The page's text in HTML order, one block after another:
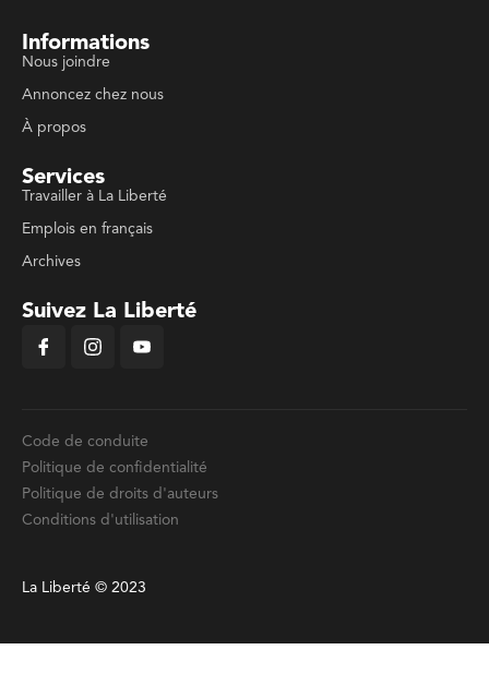
Informations
Nous joindre
Annoncez chez nous
À propos
Services
Travailler à La Liberté
Emplois en français
Archives
Suivez La Liberté
Code de conduite
Politique de confidentialité
Politique de droits d'auteurs
Conditions d'utilisation
La Liberté © 2023